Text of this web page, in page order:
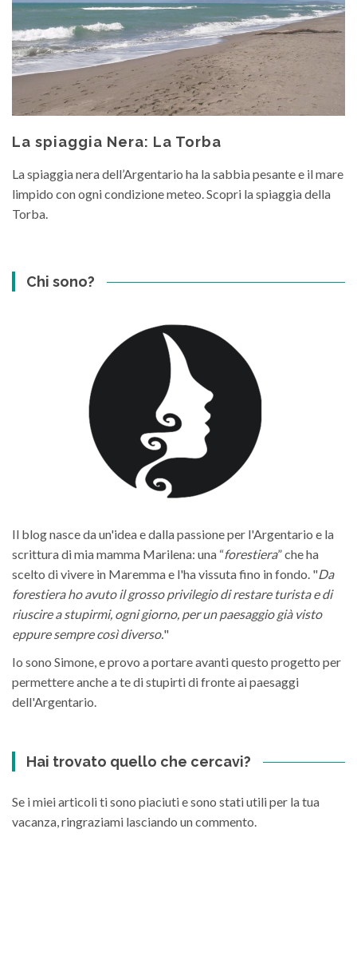
La spiaggia Nera: La Torba
La spiaggia nera dell’Argentario ha la sabbia pesante e il mare
limpido con ogni condizione meteo. Scopri la spiaggia della
Torba.
Chi sono?
Il blog nasce da un'idea e dalla passione per l'Argentario e la
scrittura di mia mamma Marilena: una “forestiera” che ha
scelto di vivere in Maremma e l'ha vissuta fino in fondo. "Da
forestiera ho avuto il grosso privilegio di restare turista e di
riuscire a stupirmi, ogni giorno, per un paesaggio già visto
eppure sempre così diverso."
Io sono Simone, e provo a portare avanti questo progetto per
permettere anche a te di stupirti di fronte ai paesaggi
dell'Argentario.
Hai trovato quello che cercavi?
Se i miei articoli ti sono piaciuti e sono stati utili per la tua
vacanza, ringraziami lasciando un commento.